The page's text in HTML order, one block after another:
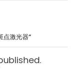
点激光器”